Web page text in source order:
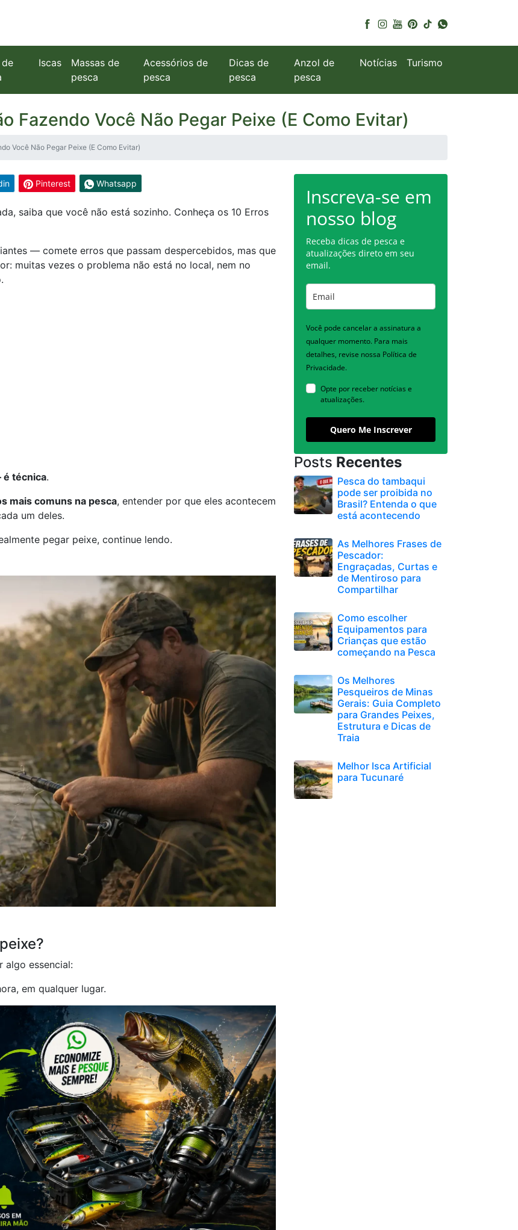
de
Iscas
Massas de
pesca
Acessórios de
pesca
Dicas de
pesca
Anzol de
pesca
Notícias Turismo
Fazendo Você Não Pegar Peixe (E Como Evitar)
Você Não Pegar Peixe (E Como Evitar)
Pinterest Whatsapp
saiba que você não está sozinho. Conheça os 10 Erros
— comete erros que passam despercebidos, mas que
muitas vezes o problema não está no local, nem no
é técnica.
mais comuns na pesca, entender por que eles acontecem
um deles.
pegar peixe, continue lendo.
algo essencial:
em qualquer lugar.
Inscreva-se em
nosso blog
Receba dicas de pesca e
atualizações direto em seu
email.
Você pode cancelar a assinatura a
qualquer momento. Para mais
detalhes, revise nossa Política de
Privacidade.
Opte por receber notícias e
atualizações.
Quero Me Inscrever
Posts Recentes
Pesca do tambaqui
pode ser proibida no
Brasil? Entenda o que
está acontecendo
As Melhores Frases de
Pescador:
Engraçadas, Curtas e
de Mentiroso para
Compartilhar
Como escolher
Equipamentos para
Crianças que estão
começando na Pesca
Os Melhores
Pesqueiros de Minas
Gerais: Guia Completo
para Grandes Peixes,
Estrutura e Dicas de
Traia
Melhor Isca Artificial
para Tucunaré